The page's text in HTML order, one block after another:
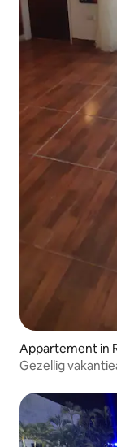
Appartement in
Gezellig